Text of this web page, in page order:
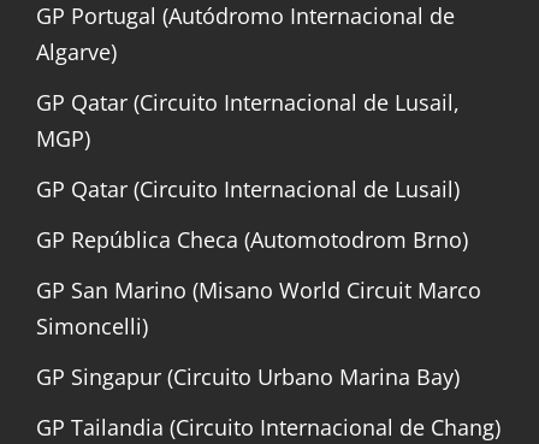
GP Portugal (Autódromo Internacional de
Algarve)
GP Qatar (Circuito Internacional de Lusail,
MGP)
GP Qatar (Circuito Internacional de Lusail)
GP República Checa (Automotodrom Brno)
GP San Marino (Misano World Circuit Marco
Simoncelli)
GP Singapur (Circuito Urbano Marina Bay)
GP Tailandia (Circuito Internacional de Chang)